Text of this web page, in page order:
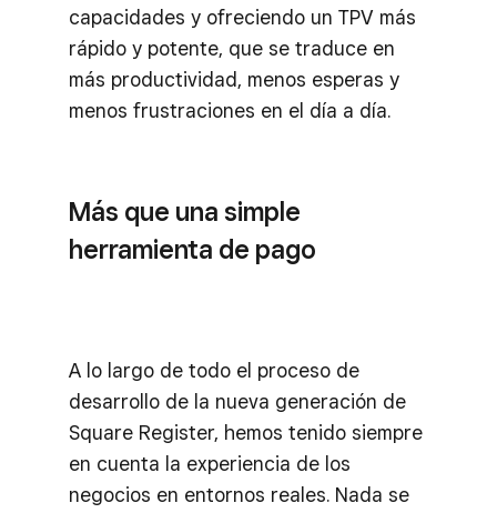
capacidades y ofreciendo un TPV más
rápido y potente, que se traduce en
más productividad, menos esperas y
menos frustraciones en el día a día.
Más que una simple
herramienta de pago
A lo largo de todo el proceso de
desarrollo de la nueva generación de
Square Register, hemos tenido siempre
en cuenta la experiencia de los
negocios en entornos reales. Nada se